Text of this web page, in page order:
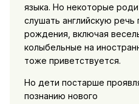
языка. Но некоторые
слушать английскую речь
рождения, включая
колыбельные на
тоже приветствуется.
Но дети постарше
познанию нового